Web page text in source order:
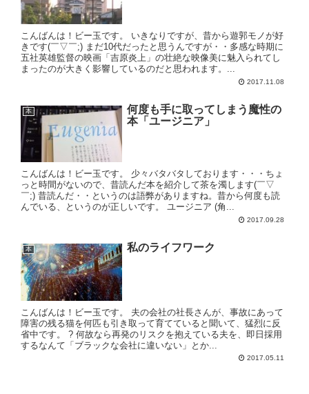
こんばんは！ビー玉です。 いきなりですが、昔から遊郭モノが好
きです(￣▽￣;) まだ10代だったと思うんですが・・多感な時期に
五社英雄監督の映画「吉原炎上」の壮絶な映像美に魅入られてし
まったのが大きく影響しているのだと思われます。...
2017.11.08
本
何度も手に取ってしまう魔性の
本「ユージニア」
こんばんは！ビー玉です。 少々バタバタしております・・・ちょ
っと時間がないので、昔読んだ本を紹介して茶を濁します(￣▽
￣;) 昔読んだ・・というのは語弊がありますね。昔から何度も読
んでいる、というのが正しいです。 ユージニア (角...
2017.09.28
本 私のライフワーク
こんばんは！ビー玉です。 夫の会社の社長さんが、事故にあって
障害の残る猫を何匹も引き取って育てていると聞いて、猛烈に反
省中です。 ? 何故なら再発のリスクを抱えている夫を、即日採用
するなんて「ブラックな会社に違いない」とか...
2017.05.11